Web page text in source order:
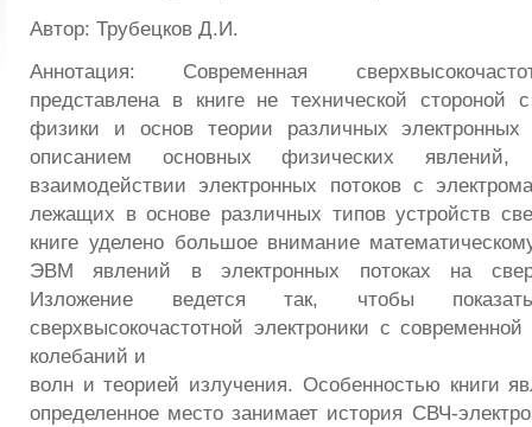
Автор: Трубецков Д.И.
Аннотация: Современная
представлена в книге не технической стороной
физики и основ теории различных
описанием основных физических
взаимодействии электронных потоков с
лежащих в основе различных типов устройств
книге уделено большое внимание
ЭВМ явлений в электронных потоках на
Изложение ведется так, чтобы
сверхвысокочастотной электроники с
колебаний и
волн и теорией излучения. Особенностью книги
определенное место занимает история СВЧ-